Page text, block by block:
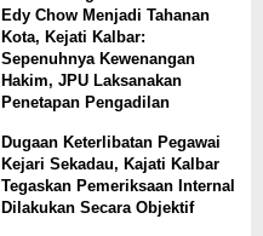
Edy Chow Menjadi Tahanan
Kota, Kejati Kalbar:
Sepenuhnya Kewenangan
Hakim, JPU Laksanakan
Penetapan Pengadilan
Dugaan Keterlibatan Pegawai
Kejari Sekadau, Kajati Kalbar
Tegaskan Pemeriksaan Internal
Dilakukan Secara Objektif